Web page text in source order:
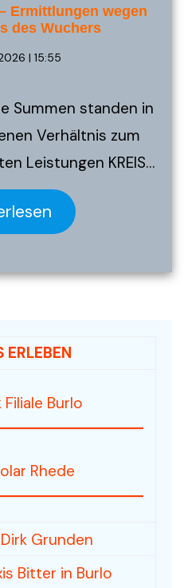
Ermittlungen wegen
des Wuchers
| 15:55
Summen standen in
Verhältnis zum
Leistungen KREIS…
ERLEBEN